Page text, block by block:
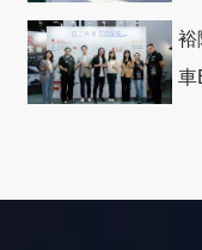
裕
車